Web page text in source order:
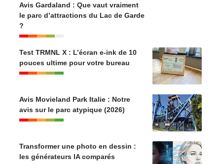
Avis Gardaland : Que vaut vraiment
le parc d’attractions du Lac de Garde
?
Test TRMNL X : L’écran e-ink de 10
pouces ultime pour votre bureau
Avis Movieland Park Italie : Notre
avis sur le parc atypique (2026)
Transformer une photo en dessin :
les générateurs IA comparés